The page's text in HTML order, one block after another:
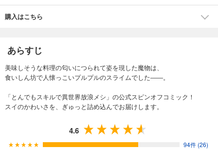
購入はこちら
あらすじ
美味しそうな料理の匂いにつられて姿を現した魔物は、
食いしん坊で人懐っこいプルプルのスライムでした――。
「とんでもスキルで異世界放浪メシ」の公式スピンオフコミック！
スイのかわいさを、ぎゅっと詰め込んでお届けします。
4.6
94件 (26)